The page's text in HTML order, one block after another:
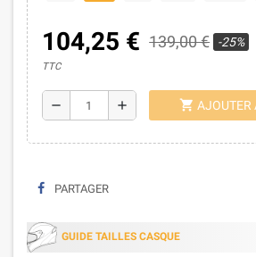
104,25 € 139,00 € -25%
TTC
remove add shopping_cart AJOUTER
PARTAGER
GUIDE TAILLES CASQUE